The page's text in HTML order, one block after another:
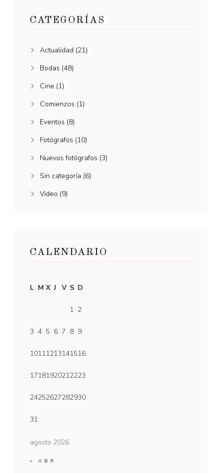
CATEGORÍAS
Actualidad (21)
Bodas (48)
Cine (1)
Comienzos (1)
Eventos (8)
Fotógrafos (10)
Nuevos fotógrafos (3)
Sin categoría (6)
Video (9)
CALENDARIO
agosto 2026
L M X J V S D
1 2
3 4 5 6 7 8 9
10111213141516
17181920212223
24252627282930
31
« ABR